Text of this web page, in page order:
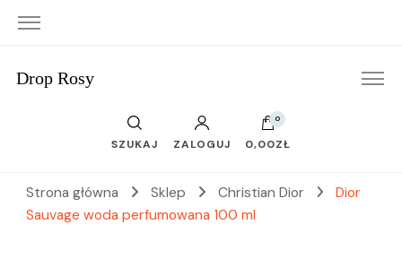
Drop Rosy
SZUKAJ ZALOGUJ
0
0,00ZŁ
Strona główna Sklep Christian Dior
Dior
Sauvage woda perfumowana 100 ml